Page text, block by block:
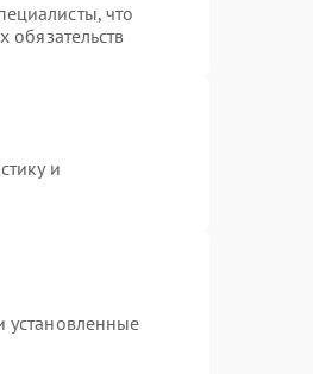
что
обязательств
и
установленные